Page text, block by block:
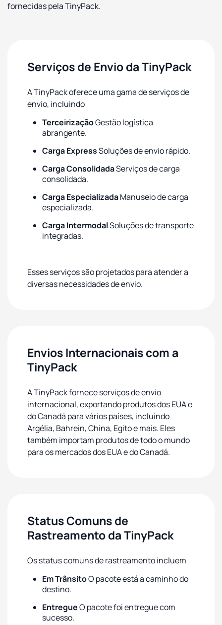
fornecidas pela TinyPack.
Serviços de Envio da TinyPack
A TinyPack oferece uma gama de serviços de
envio, incluindo
TerceirizaçãoGestão logística
abrangente.
Carga ExpressSoluções de envio rápido.
Carga ConsolidadaServiços de carga
consolidada.
Carga EspecializadaManuseio de carga
especializada.
Carga IntermodalSoluções de transporte
integradas.
Esses serviços são projetados para atender a
diversas necessidades de envio.
Envios Internacionais com a
TinyPack
A TinyPack fornece serviços de envio
internacional, exportando produtos dos EUA e
do Canadá para vários países, incluindo
Argélia, Bahrein, China, Egito e mais. Eles
também importam produtos de todo o mundo
para os mercados dos EUA e do Canadá.
Status Comuns de
Rastreamento da TinyPack
Os status comuns de rastreamento incluem
Em TrânsitoO pacote está a caminho do
destino.
EntregueO pacote foi entregue com
sucesso.